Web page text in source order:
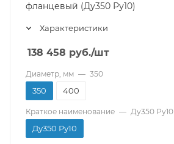
фланцевый (Ду350 Ру10)
Характеристики
138 458 руб./шт
Диаметр, мм — 350
350 400
Краткое наименование — Ду350 Ру10
Ду350 Ру10